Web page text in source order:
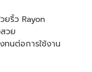
ริ้ว Rayon
วย
นต่อการใช้งาน